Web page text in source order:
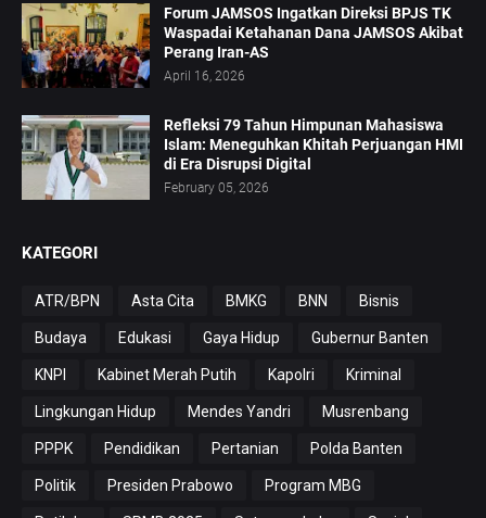
Forum JAMSOS Ingatkan Direksi BPJS TK
Waspadai Ketahanan Dana JAMSOS Akibat
Perang Iran-AS
April 16, 2026
Refleksi 79 Tahun Himpunan Mahasiswa
Islam: Meneguhkan Khitah Perjuangan HMI
di Era Disrupsi Digital
February 05, 2026
KATEGORI
ATR/BPN Asta Cita BMKG BNN Bisnis
Budaya Edukasi Gaya Hidup Gubernur Banten
KNPI Kabinet Merah Putih Kapolri Kriminal
Lingkungan Hidup Mendes Yandri Musrenbang
PPPK Pendidikan Pertanian Polda Banten
Politik Presiden Prabowo Program MBG